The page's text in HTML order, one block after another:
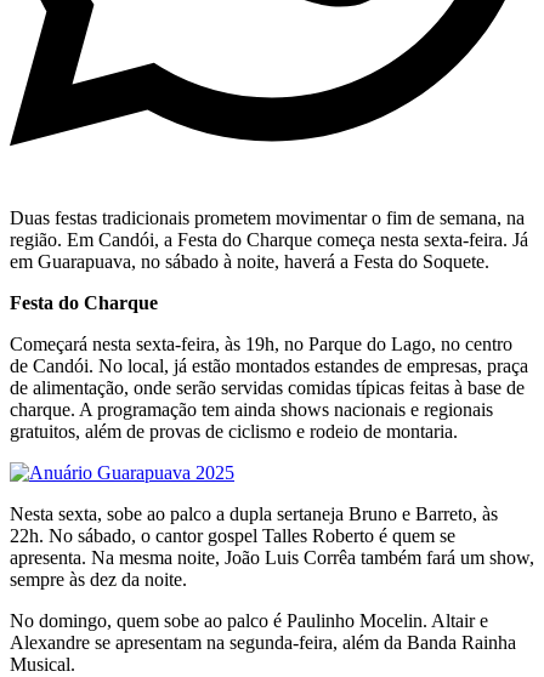
Duas festas tradicionais prometem movimentar o fim de semana, na
região. Em Candói, a Festa do Charque começa nesta sexta-feira. Já
em Guarapuava, no sábado à noite, haverá a Festa do Soquete.
Festa do Charque
Começará nesta sexta-feira, às 19h, no Parque do Lago, no centro
de Candói. No local, já estão montados estandes de empresas, praça
de alimentação, onde serão servidas comidas típicas feitas à base de
charque. A programação tem ainda shows nacionais e regionais
gratuitos, além de provas de ciclismo e rodeio de montaria.
Nesta sexta, sobe ao palco a dupla sertaneja Bruno e Barreto, às
22h. No sábado, o cantor gospel Talles Roberto é quem se
apresenta. Na mesma noite, João Luis Corrêa também fará um show,
sempre às dez da noite.
No domingo, quem sobe ao palco é Paulinho Mocelin. Altair e
Alexandre se apresentam na segunda-feira, além da Banda Rainha
Musical.